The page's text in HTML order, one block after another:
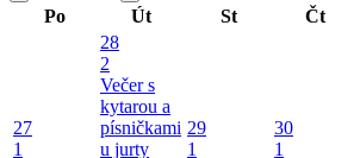
Po
Út St Čt
27
1
28
2
Večer s
kytarou a
písničkami
u jurty
29
1
30
1